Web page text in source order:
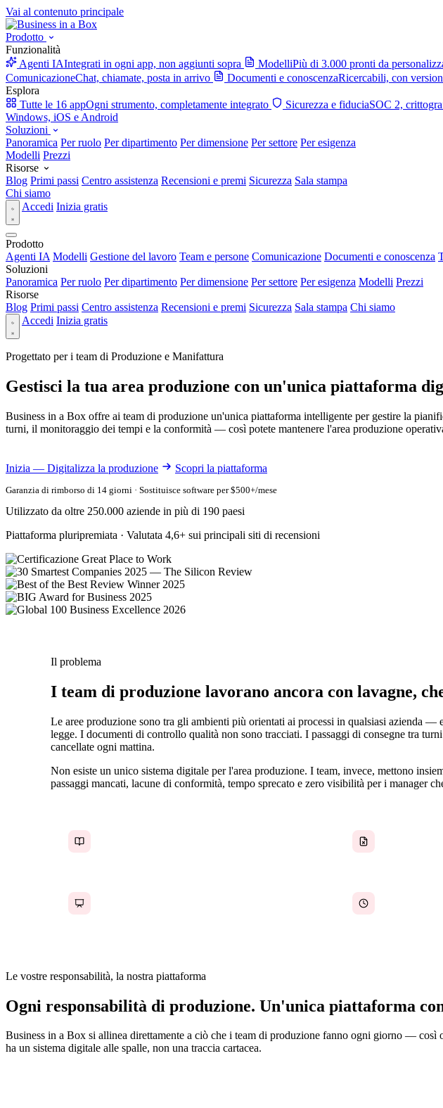
Vai al contenuto principale
Prodotto
Funzionalità
Agenti IAIntegrati in ogni app, non aggiunti sopra ModelliPiù di 3.000 pronti da
ComunicazioneChat, chiamate, posta in arrivo Documenti e conoscenzaRicercabili, con
Esplora
Tutte le 16 appOgni strumento, completamente integrato Sicurezza e fiduciaSOC 2,
Windows, iOS e Android
Soluzioni
Panoramica Per ruolo Per dipartimento Per dimensione Per settore Per esigenza
Modelli Prezzi
Risorse
Blog Primi passi Centro assistenza Recensioni e premi Sicurezza Sala stampa
Chi siamo
Accedi Inizia gratis
Prodotto
Agenti IA Modelli Gestione del lavoro Team e persone Comunicazione Documenti e conoscenza
Soluzioni
Panoramica Per ruolo Per dipartimento Per dimensione Per settore Per esigenza Modelli Prezzi
Risorse
Blog Primi passi Centro assistenza Recensioni e premi Sicurezza Sala stampa Chi siamo
Accedi Inizia gratis
Progettato per i team di Produzione e Manifattura
Gestisci la tua area produzione con un'unica piattaforma
Business in a Box offre ai team di produzione un'unica piattaforma intelligente per gestire la
turni, il monitoraggio dei tempi e la conformità — così potete mantenere l'area produzione
Inizia — Digitalizza la produzione Scopri la piattaforma
Garanzia di rimborso di 14 giorni · Sostituisce software per $500+/mese
Utilizzato da oltre 250.000 aziende in più di 190 paesi
Piattaforma pluripremiata · Valutata 4,6+ sui principali siti di recensioni
Il problema
I team di produzione lavorano ancora con lavagne,
Le aree produzione sono tra gli ambienti più orientati ai processi in qualsiasi azienda
legge. I documenti di controllo qualità non sono tracciati. I passaggi di consegne tra
cancellate ogni mattina.
Non esiste un unico sistema digitale per l'area produzione. I team, invece, mettono
passaggi mancati, lacune di conformità, tempo sprecato e zero visibilità per i manager
Le vostre responsabilità, la nostra piattaforma
Ogni responsabilità di produzione. Un'unica piattaforma
Business in a Box si allinea direttamente a ciò che i team di produzione fanno ogni giorno — così
ha un sistema digitale alle spalle, non una traccia cartacea.